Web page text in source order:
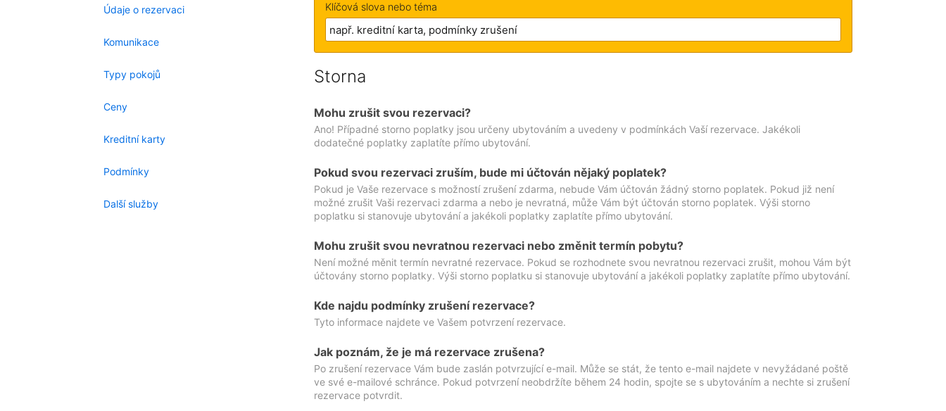
Údaje o rezervaci
Komunikace
Typy pokojů
Ceny
Kreditní karty
Podmínky
Další služby
Klíčová slova nebo téma
Storna
Mohu zrušit svou rezervaci?
Ano! Případné storno poplatky jsou určeny ubytováním a uvedeny v podmínkách Vaší rezervace. Jakékoli
dodatečné poplatky zaplatíte přímo ubytování.
Pokud svou rezervaci zruším, bude mi účtován nějaký poplatek?
Pokud je Vaše rezervace s možností zrušení zdarma, nebude Vám účtován žádný storno poplatek. Pokud již není
možné zrušit Vaši rezervaci zdarma a nebo je nevratná, může Vám být účtován storno poplatek. Výši storno
poplatku si stanovuje ubytování a jakékoli poplatky zaplatíte přímo ubytování.
Mohu zrušit svou nevratnou rezervaci nebo změnit termín pobytu?
Není možné měnit termín nevratné rezervace. Pokud se rozhodnete svou nevratnou rezervaci zrušit, mohou Vám být
účtovány storno poplatky. Výši storno poplatku si stanovuje ubytování a jakékoli poplatky zaplatíte přímo ubytování.
Kde najdu podmínky zrušení rezervace?
Tyto informace najdete ve Vašem potvrzení rezervace.
Jak poznám, že je má rezervace zrušena?
Po zrušení rezervace Vám bude zaslán potvrzující e-mail. Může se stát, že tento e-mail najdete v nevyžádané poště
ve své e-mailové schránce. Pokud potvrzení neobdržíte během 24 hodin, spojte se s ubytováním a nechte si zrušení
rezervace potvrdit.